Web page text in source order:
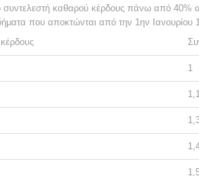
συντελεστή καθαρού κέρδους πάνω από 40%
που αποκτώνται από την 1ην Ιανουρίου
1